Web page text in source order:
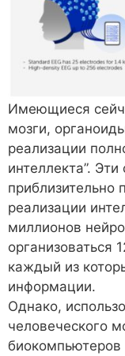
Имеющиеся
мозги,
реализации
интеллекта”.
приблизительно
реализации
миллионов
организоваться
каждый из
информации.
Однако,
человеческого